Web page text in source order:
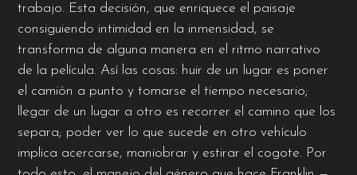
trabajo. Esta decisión, que enriquece el paisaje
consiguiendo intimidad en la inmensidad, se
transforma de alguna manera en el ritmo narrativo
de la película. Así las cosas: huir de un lugar es poner
el camión a punto y tomarse el tiempo necesario;
llegar de un lugar a otro es recorrer el camino que los
separa; poder ver lo que sucede en otro vehículo
implica acercarse, maniobrar y estirar el cogote. Por